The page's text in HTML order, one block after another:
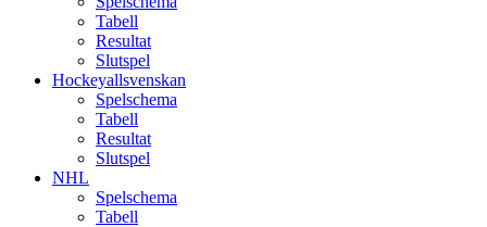
Tabell
Resultat
Slutspel
Hockeyallsvenskan
Spelschema
Tabell
Resultat
Slutspel
NHL
Spelschema
Tabell